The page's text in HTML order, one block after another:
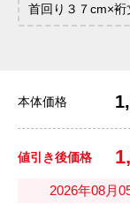
首回り３７cm×裄
本体価格
値引き後価格
2026年08月